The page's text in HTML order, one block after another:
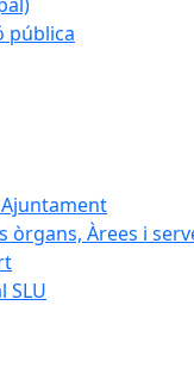
pública
òrgans, Àrees i
SLU